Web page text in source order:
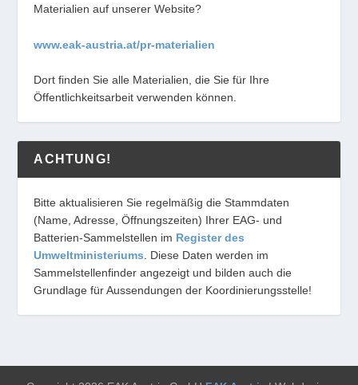
Materialien auf unserer Website?
www.eak-austria.at/pr-materialien
Dort finden Sie alle Materialien, die Sie für Ihre
Öffentlichkeitsarbeit verwenden können.
ACHTUNG!
Bitte aktualisieren Sie regelmäßig die Stammdaten
(Name, Adresse, Öffnungszeiten) Ihrer EAG- und
Batterien-Sammelstellen im Register des
Umweltministeriums . Diese Daten werden im
Sammelstellenfinder angezeigt und bilden auch die
Grundlage für Aussendungen der Koordinierungsstelle!